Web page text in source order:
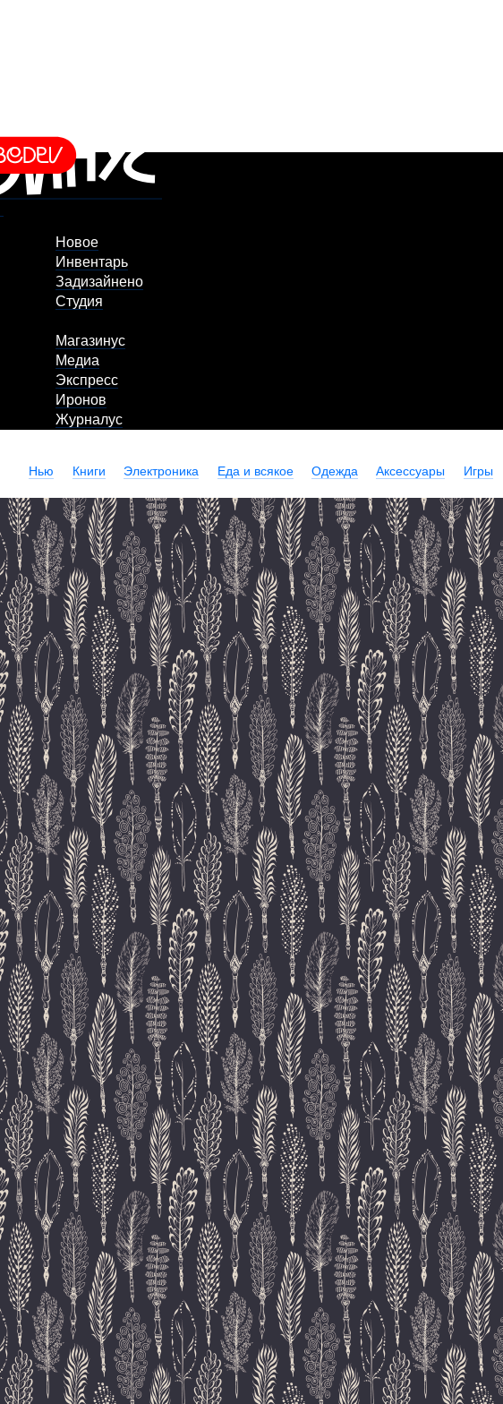
Новое
Инвентарь
Задизайнено
Студия
Магазинус
Медиа
Экспресс
Иронов
Журналус
Нью Книги Электроника Еда и всякое Одежда Аксессуары Игры